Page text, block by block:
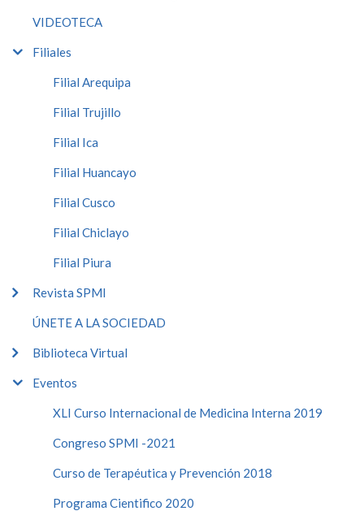
VIDEOTECA
Filiales
Filial Arequipa
Filial Trujillo
Filial Ica
Filial Huancayo
Filial Cusco
Filial Chiclayo
Filial Piura
Revista SPMI
ÚNETE A LA SOCIEDAD
Biblioteca Virtual
Eventos
XLI Curso Internacional de Medicina Interna 2019
Congreso SPMI -2021
Curso de Terapéutica y Prevención 2018
Programa Cientifico 2020